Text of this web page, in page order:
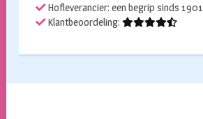
Hofleverancier: een begrip sinds 1901
Klantbeoordeling: